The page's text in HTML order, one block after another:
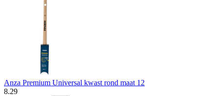
Anza Premium Universal kwast rond maat 12
8.29